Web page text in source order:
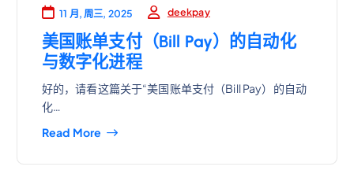
11 月, 周三, 2025 deekpay
美国账单支付（Bill Pay）的自动化
与数字化进程
好的，请看这篇关于“美国账单支付（Bill Pay）的自动
化…
Read More